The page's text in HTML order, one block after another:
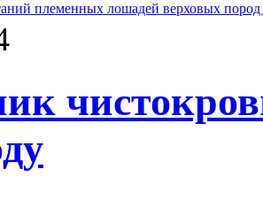
племенных лошадей верховых